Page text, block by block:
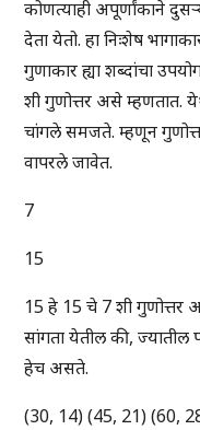
कोणत्याही अपूर्णांकाने
देता येतो. हा निःशेष
गुणाकार ह्या शब्दांचा
शी गुणोत्तर असे म्हणतात.
चांगले समजते. म्हणून
वापरले जावेत.
7
15
15 हे 15 चे 7 शी
सांगता येतील की, ज्यातील
हेच असते.
(30, 14) (45, 21) (60, 28